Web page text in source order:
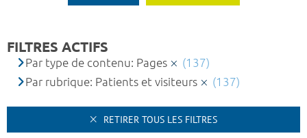
FILTRES ACTIFS
Par type de contenu: Pages
(137)
Par rubrique: Patients et visiteurs
(137)
RETIRER TOUS LES FILTRES